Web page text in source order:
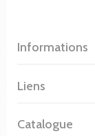
Informations
Liens
Catalogue